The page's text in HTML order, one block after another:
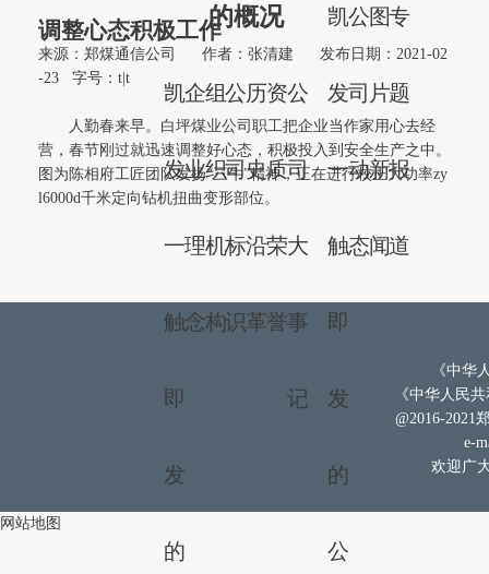
的概况
凯
发
一
触
即
发
的
企
业
理
念
组
织
机
构
公
司
标
识
历
史
沿
革
资
质
荣
誉
公
司
大
事
记
凯
发
一
触
即
发
的
公
公
司
动
态
图
片
新
闻
专
题
报
道
调整心态积极工作
来源：郑煤通信公司 作者：张清建
发布日期：2021-02
-23
字号： t t
人勤春来早。白坪煤业公司职工把企业当作家用心去经
营，春节刚过就迅速调整好心态，积极投入到安全生产之中。
图为陈相府工匠团队发扬“三牛”精神，正在进行校正大功率zy
l6000d千米定向钻机扭曲变形部位。
《中华
《中华人民
@2016-2021
e-
欢迎广
网站地图